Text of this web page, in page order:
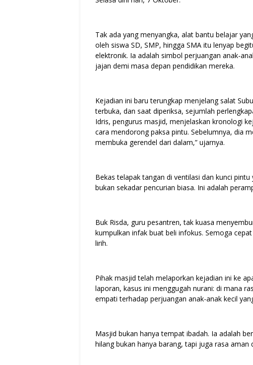
Tak ada yang menyangka, alat bantu belajar
oleh siswa SD, SMP, hingga SMA itu lenyap
elektronik. Ia adalah simbol perjuangan anak-
jajan demi masa depan pendidikan mereka.
Kejadian ini baru terungkap menjelang salat
terbuka, dan saat diperiksa, sejumlah
Idris, pengurus masjid, menjelaskan kronologi
cara mendorong paksa pintu. Sebelumnya, dia
membuka gerendel dari dalam,” ujarnya.
Bekas telapak tangan di ventilasi dan kunci
bukan sekadar pencurian biasa. Ini adalah
Buk Risda, guru pesantren, tak kuasa
kumpulkan infak buat beli infokus. Semoga
lirih.
Pihak masjid telah melaporkan kejadian ini ke
laporan, kasus ini menggugah nurani: di mana
empati terhadap perjuangan anak-anak kecil
Masjid bukan hanya tempat ibadah. Ia adalah
hilang bukan hanya barang, tapi juga rasa aman